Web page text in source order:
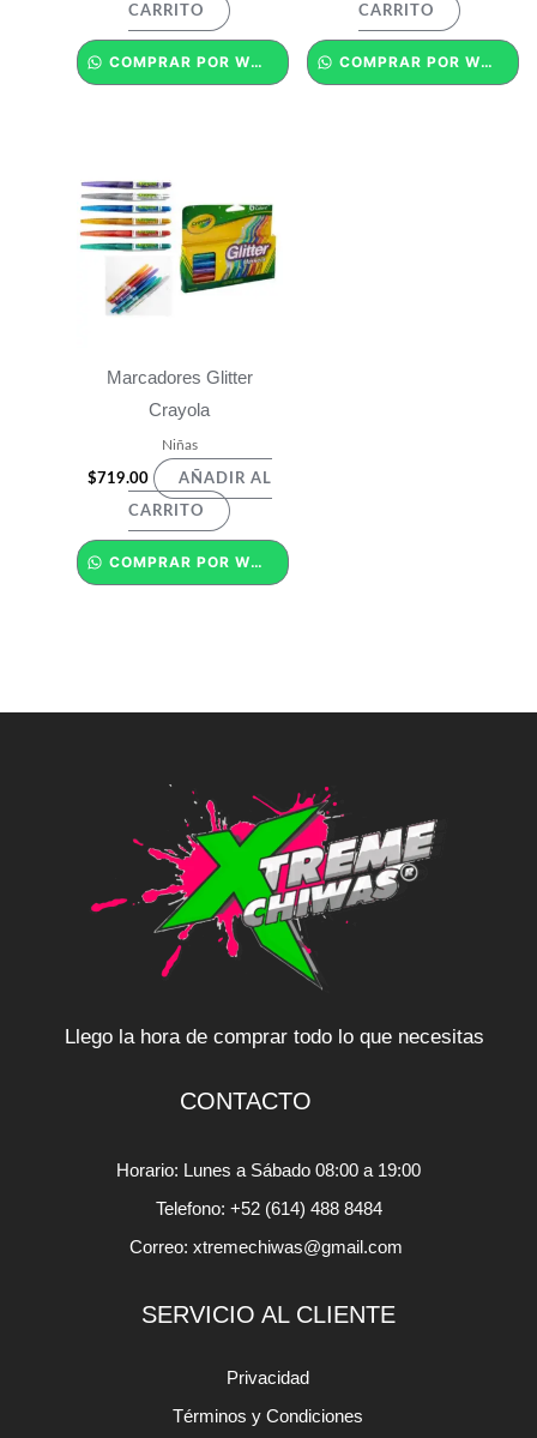
CARRITO
COMPRAR POR WHATSAPP
CARRITO
COMPRAR POR WHATSAPP
Marcadores Glitter
Crayola
Niñas
$719.00 AÑADIR AL
CARRITO
COMPRAR POR WHATSAPP
Llego la hora de comprar todo lo que necesitas
CONTACTO
Horario: Lunes a Sábado 08:00 a 19:00
Telefono: +52 (614) 488 8484
Correo: xtremechiwas@gmail.com
SERVICIO AL CLIENTE
Privacidad
Términos y Condiciones